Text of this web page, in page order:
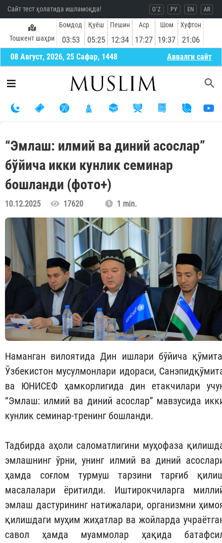
Сайт тест ҳолатида ишламоқда! O`Z РУ EN AR
Тошкент шаҳри
Бомдод
03:53
Қуёш
05:25
Пешин
12:34
Аср
17:27
Шом
19:37
Хуфтон
21:06
08 Август, 2026, 25 Сафар, 1448 Aввалги сайт
“Эмлаш: илмий ва диний асослар”
бўйича икки кунлик семинар
бошланди (фото+)
10.12.2025 17620 1 min.
Наманган вилоятида Дин ишлари бўйича
Ўзбекистон мусулмонлари идораси,
ва ЮНИСЕФ ҳамкорлигида дин етакчилари
“Эмлаш: илмий ва диний асослар” мавзусида
кунлик семинар-тренинг бошланди.
Тадбирда аҳоли саломатлигини муҳофаза
эмлашнинг ўрни, унинг илмий ва диний
ҳамда соғлом турмуш тарзини тарғиб
масалалари ёритилди. Иштирокчиларга
эмлаш дастурининг натижалари, организмни
қилишдаги муҳим жиҳатлар ва жойларда
савол ҳамда муаммолар ҳақида